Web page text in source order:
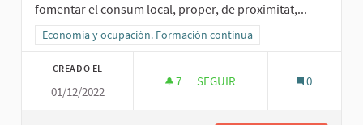
fomentar el consum local, proper, de proximitat,...
Resultados al filtrar por la categoría: Economia y ocupación.
Economia y ocupación. Formación continua
CREADO EL
01/12/2022
7 7 SEGUIDORAS
SEGUIR 0